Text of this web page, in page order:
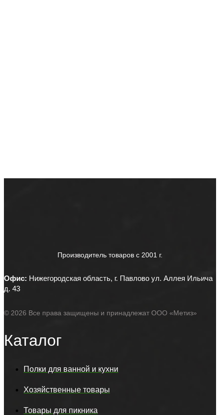
Производитель товаров c 2001 г.
Офис: Нижегородская область, г. Павлово ул. Аллея Ильича
д. 43
© 2026 Все права защищены и принадлежат ООО «Метиз»
Каталог
Полки для ванной и кухни
Хозяйственные товары
Товары для пикника